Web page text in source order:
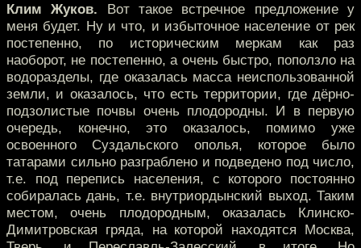
Клим Жуков. Вот такое встречное предложение у
меня будет. Ну и что, и избыточное население от рек
постепенно, по историческим меркам как раз
наоборот, не постепенно, а очень быстро, поползло на
водоразделы, где оказалась масса неиспользованной
земли, и оказалось, что есть территории, где дёрно-
подзолистые почвы очень плодородны. И в первую
очередь, конечно, это оказалось, помимо уже
освоенного Суздальского ополья, которое было
татарами сильно разграблено и подведено под число,
т.е. под перепись населения, с которого постоянно
собиралась дань, т.е. внутриордынский выход. Таким
местом, очень плодородным, оказалась Клинско-
Димитровская гряда, на которой находятся Москва,